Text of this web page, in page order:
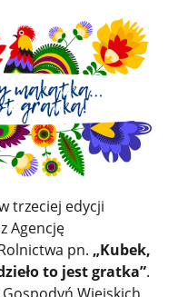
trzeciej edycji
Agencję
pn. „Kubek,
to jest gratka”.